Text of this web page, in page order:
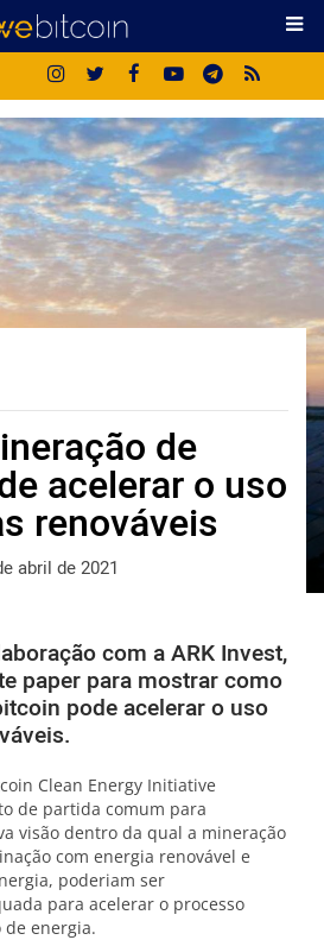
de
acelerar o uso
renováveis
abril de 2021
com a ARK Invest,
paper para mostrar como
pode acelerar o uso
Clean Energy Initiative
de partida comum para
visão dentro da qual a mineração
com energia renovável e
poderiam ser
para acelerar o processo
energia.